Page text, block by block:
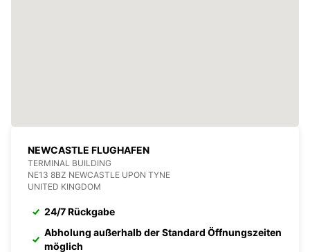
NEWCASTLE FLUGHAFEN
TERMINAL BUILDING
NE13 8BZ NEWCASTLE UPON TYNE
UNITED KINGDOM
24/7 Rückgabe
Abholung außerhalb der Standard Öffnungszeiten
möglich